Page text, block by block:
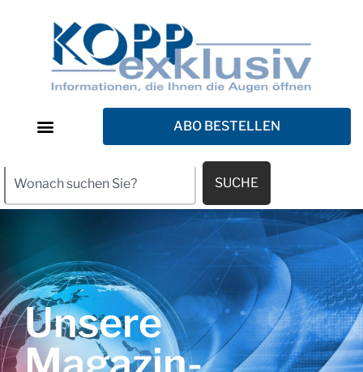
ABO BESTELLEN
SUCHE
Unsere